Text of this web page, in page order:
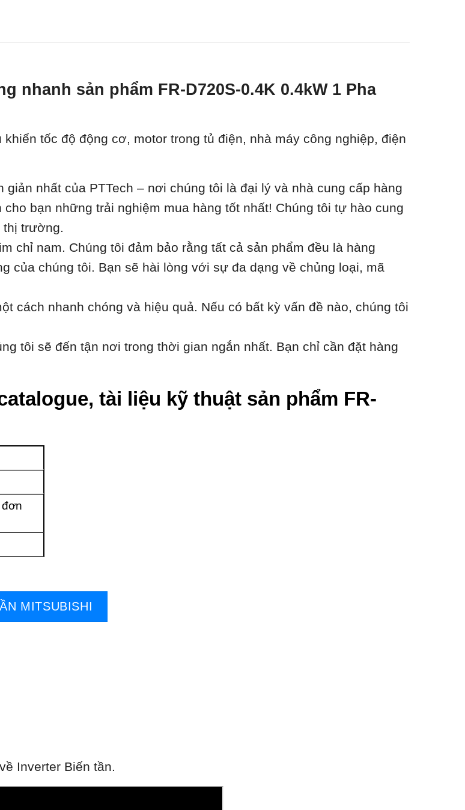
nhanh sản phẩm FR-D720S-0.4K 0.4kW 1 Pha
khiển tốc độ động cơ, motor trong tủ điện, nhà máy công nghiệp, điện
nhất của PTTech – nơi chúng tôi là đại lý và nhà cung cấp hàng
bạn những trải nghiệm mua hàng tốt nhất! Chúng tôi tự hào cung
thị trường.
chỉ nam. Chúng tôi đảm bảo rằng tất cả sản phẩm đều là hàng
của chúng tôi. Bạn sẽ hài lòng với sự đa dạng về chủng loại, mã
cách nhanh chóng và hiệu quả. Nếu có bất kỳ vấn đề nào, chúng tôi
tôi sẽ đến tận nơi trong thời gian ngắn nhất. Bạn chỉ cần đặt hàng
tài liệu kỹ thuật sản phẩm FR-
MITSUBISHI
Inverter Biến tần.